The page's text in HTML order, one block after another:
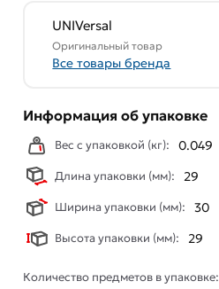
UNIVersal
Оригинальный товар
Все товары бренда
Информация об упаковке
Вес с упаковкой (кг): 0.049
Длина упаковки (мм): 29
Ширина упаковки (мм): 30
Высота упаковки (мм): 29
Количество предметов в упаковке: